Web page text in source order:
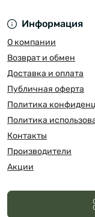
Информация
О компании
Возврат и обмен
Доставка и оплата
Публичная оферта
Политика
Политика
Контакты
Производители
Акции